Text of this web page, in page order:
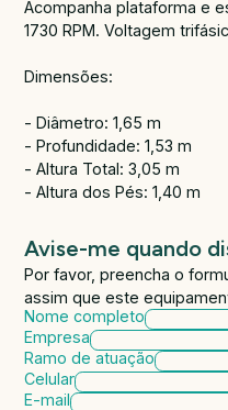
Acompanha plataforma e
1730 RPM. Voltagem
Dimensões:
- Diâmetro: 1,65 m
- Profundidade: 1,53 m
- Altura Total: 3,05 m
- Altura dos Pés: 1,40 m
Avise-me quando
Por favor, preencha o
assim que este
Nome completo
Empresa
Ramo de atuação
Celular
E-mail